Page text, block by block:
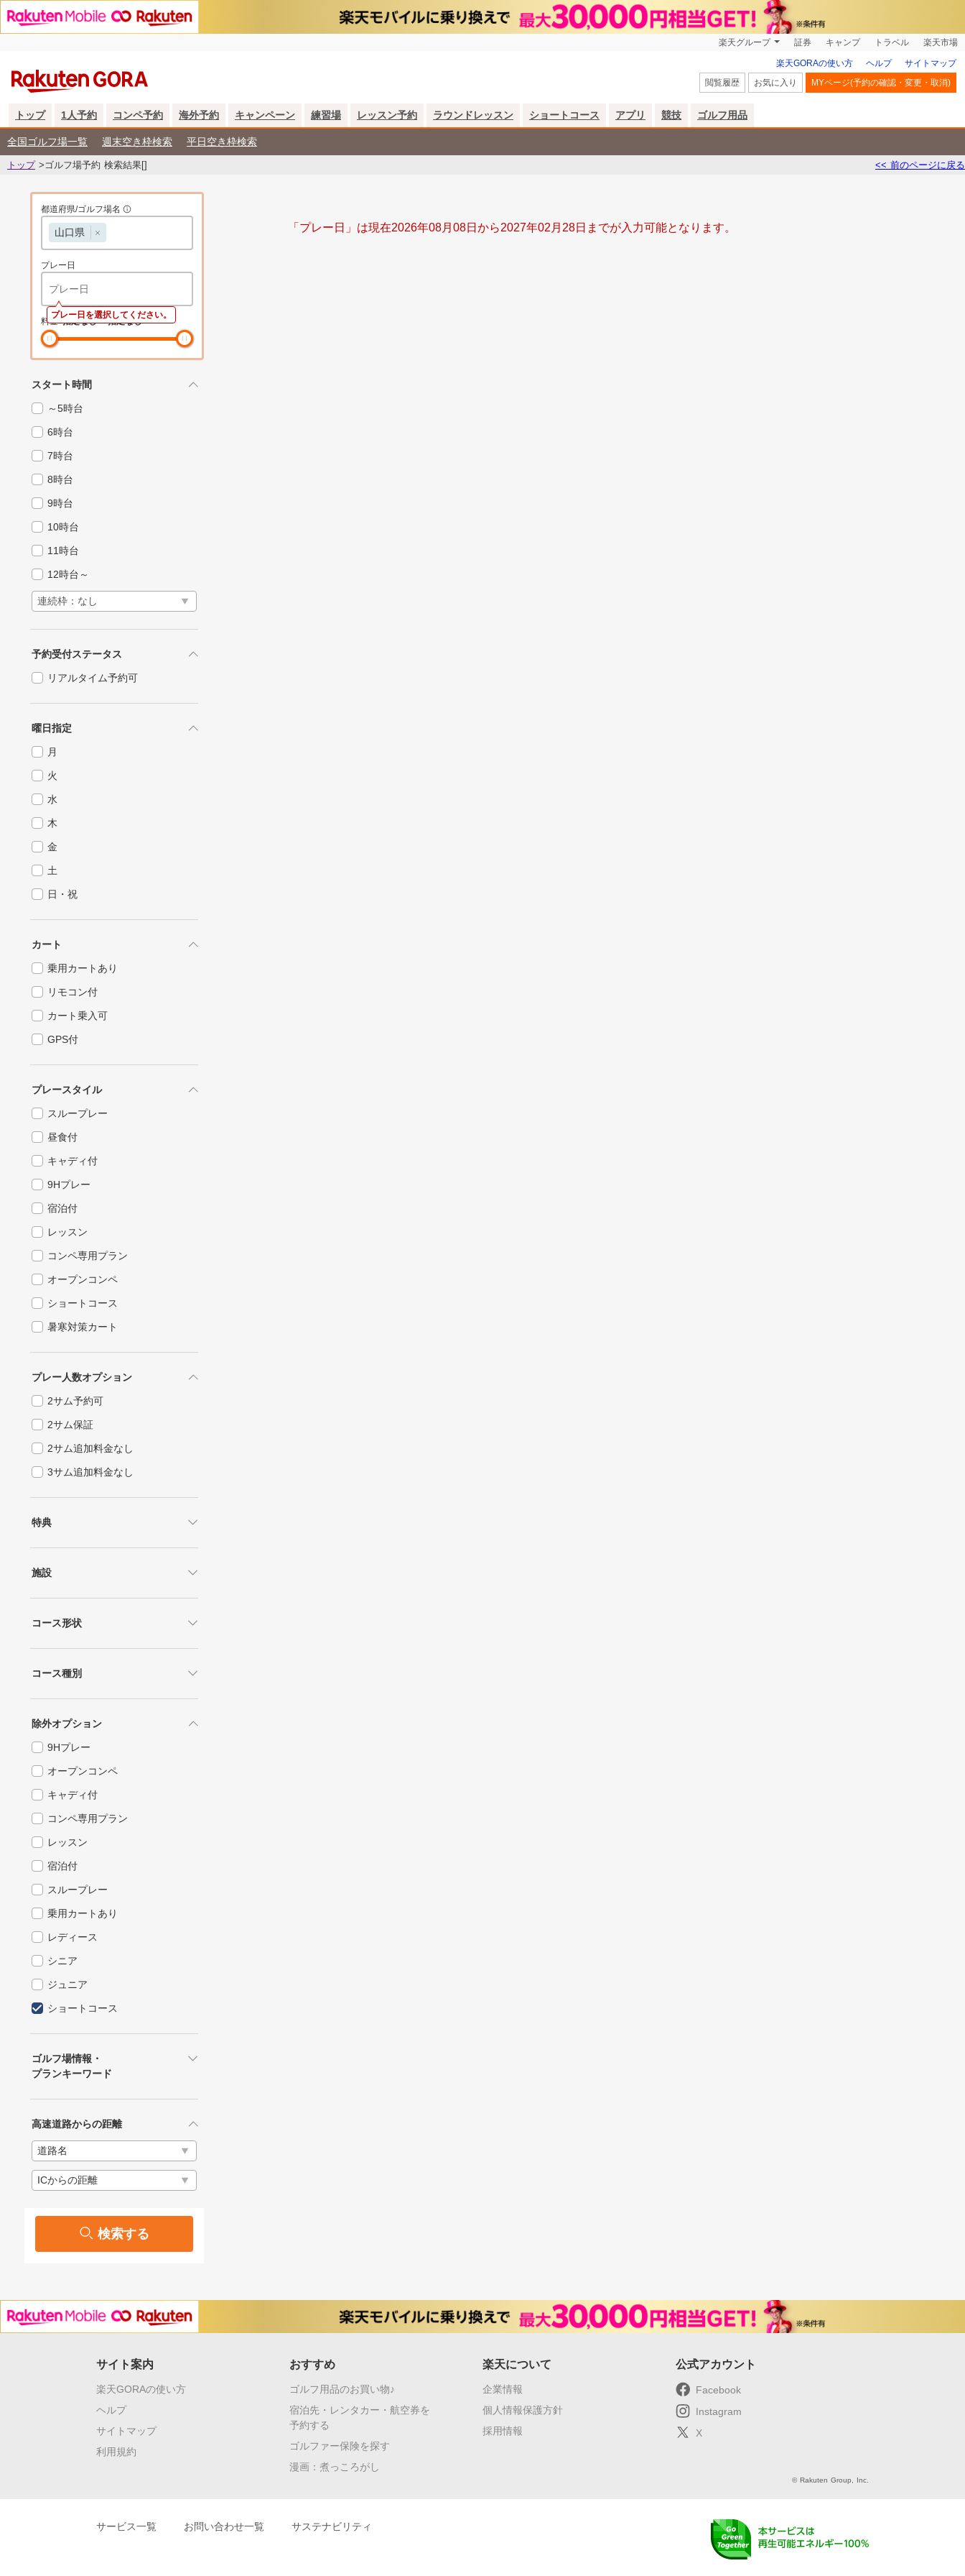
楽天グループ 証券 キャンプ トラベル 楽天市場
楽天GORAの使い方 ヘルプ
サイトマップ
閲覧履歴
お気に入り MYページ(予約の確認・変更・取消)
トップ 1人予約 コンペ予約 海外予約 キャンペーン 練習場 レッスン予約 ラウンドレッスン ショートコース アプリ 競技 ゴルフ用品
全国ゴルフ場一覧 週末空き枠検索 平日空き枠検索
トップ>ゴルフ場予約 検索結果[] << 前のページに戻る
都道府県/ゴルフ場名
山口県
プレー日
プレー日を選択してください。
料金 指定なし ~ 指定なし
スタート時間
～5時台
6時台
7時台
8時台
9時台
10時台
11時台
12時台～
予約受付ステータス
リアルタイム予約可
曜日指定
月
火
水
木
金
土
日・祝
カート
乗用カートあり
リモコン付
カート乗入可
GPS付
プレースタイル
スループレー
昼食付
キャディ付
9Hプレー
宿泊付
レッスン
コンペ専用プラン
オープンコンペ
ショートコース
暑寒対策カート
プレー人数オプション
2サム予約可
2サム保証
2サム追加料金なし
3サム追加料金なし
特典
1.5ラウンド
2ラウンド
レディース
施設
練習場あり
宿泊施設あり
コース形状
フェアウェイが広い
コース種別
指定しない
山岳
丘陵
シーサイド
林間
高原
河川
除外オプション
9Hプレー
オープンコンペ
キャディ付
コンペ専用プラン
レッスン
宿泊付
スループレー
乗用カートあり
レディース
シニア
ジュニア
ショートコース
ゴルフ場情報・
プランキーワード
高速道路からの距離
検索する
「プレー日」は現在2026年08月08日から2027年02月28日までが入力可能となります。
サイト案内
楽天GORAの使い方
ヘルプ
サイトマップ
利用規約
おすすめ
ゴルフ用品のお買い物♪
宿泊先・レンタカー・航空券を
予約する
ゴルファー保険を探す
漫画：煮っころがし
楽天について
企業情報
個人情報保護方針
採用情報
公式アカウント
Facebook
Instagram
X
© Rakuten Group, Inc.
サービス一覧 お問い合わせ一覧 サステナビリティ